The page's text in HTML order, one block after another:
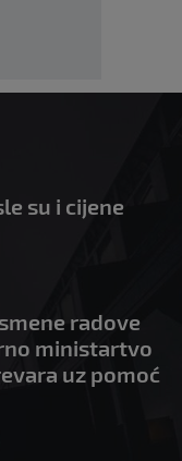
su i cijene
radove
ministartvo
uz pomoć